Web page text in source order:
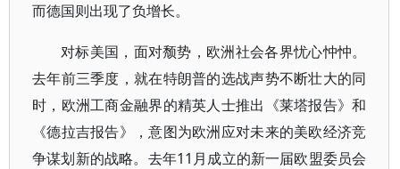
而德国则出现了负增长。
对标美国，面对颓势，欧洲社会各界忧心忡忡。
去年前三季度，就在特朗普的选战声势不断壮大的同
时，欧洲工商金融界的精英人士推出《莱塔报告》和
《德拉吉报告》，意图为欧洲应对未来的美欧经济竞
争谋划新的战略。去年11月成立的新一届欧盟委员会